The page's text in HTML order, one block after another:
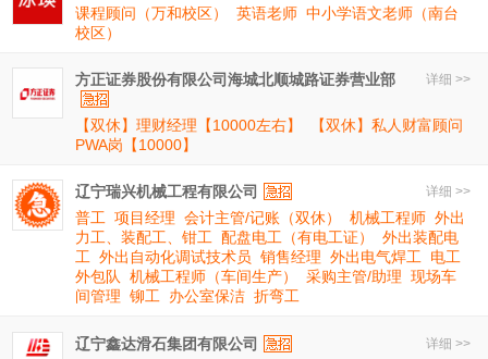
课程顾问（万和校区）
英语老师 中小学语文老师（南台
校区）
详细 >>
方正证券股份有限公司海城北顺城路证券营业部
【双休】理财经理【10000左右】
【双休】私人财富顾问
PWA岗【10000】
详细 >>
辽宁瑞兴机械工程有限公司
普工 项目经理 会计主管/记账（双休） 机械工程师 外出
力工、装配工、钳工 配盘电工（有电工证）
外出装配电
工 外出自动化调试技术员 销售经理 外出电气焊工 电工
外包队 机械工程师（车间生产） 采购主管/助理 现场车
间管理 铆工 办公室保洁 折弯工
详细 >>
辽宁鑫达滑石集团有限公司